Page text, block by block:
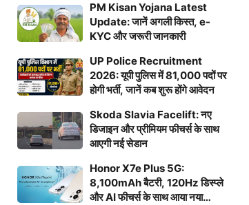
PM Kisan Yojana Latest
Update: जानें अगली किस्त, e-
KYC और जरूरी जानकारी
UP Police Recruitment
2026: यूपी पुलिस में 81,000 पदों पर
होगी भर्ती, जानें कब शुरू होंगे आवेदन
Skoda Slavia Facelift: नए
डिजाइन और प्रीमियम फीचर्स के साथ
आएगी नई सेडान
Honor X7e Plus 5G:
8,100mAh बैटरी, 120Hz डिस्प्ले
और AI फीचर्स के साथ आया नया